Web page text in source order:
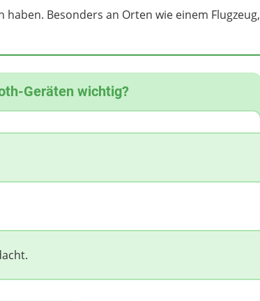
Besonders an Orten wie einem Flugzeug,
Geräten wichtig?